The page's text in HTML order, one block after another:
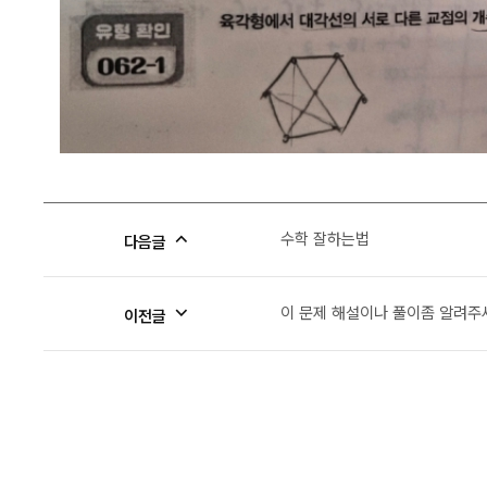
다음글 수학 잘하는법
이전글 이 문제 해설이나 풀이좀 알려주